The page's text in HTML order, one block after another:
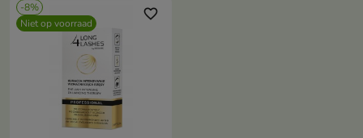
-8%
Niet op voorraad
favorite_border